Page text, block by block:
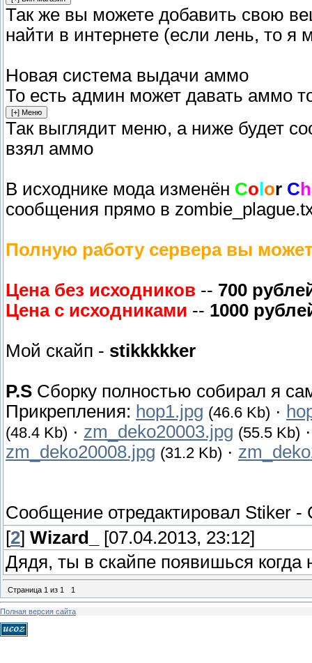
Так же вы можете добавить свою
найти в интернете (если лень, то я
Новая система выдачи аммо
То есть админ может давать аммо
Так выглядит меню, а ниже будет
взял аммо
В исходнике мода изменён Co or C h
сообщения прямо в
Полную работу сервера вы
Цена без исходников -- 700
Цена с исходниками -- 1000
Мой скайп - stikkkkker
P.S Сборку полностью собирал я
Прикрепления: hop1.jpg (46.6 Kb) ·
(48.4 Kb) · zm_deko20003.jpg (55.5 Kb)
zm_deko20008.jpg (31.2 Kb) ·
Сообщение отредактировал Stiker -
[2] Wizard_
[07.04.2013, 23:12]
Дядя, ты в скайпе появишься когда
Страница 1 из 1 1
Полная версия сайта